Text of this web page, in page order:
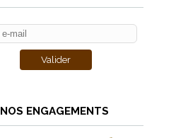
NOS ENGAGEMENTS